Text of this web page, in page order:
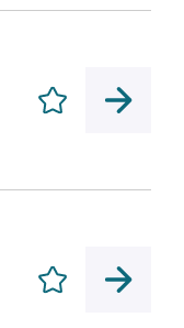
Enregistrer
Enregistrer